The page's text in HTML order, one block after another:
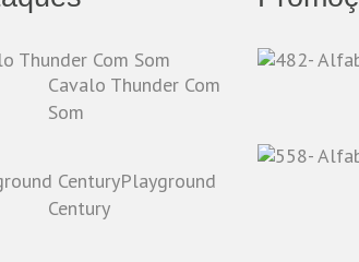
Cavalo Thunder Com
Som
Playground
Century